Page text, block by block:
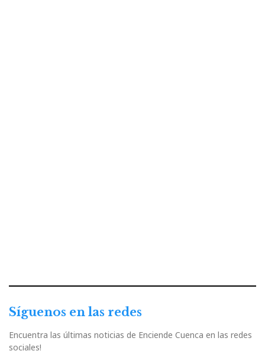
Síguenos en las redes
Encuentra las últimas noticias de Enciende Cuenca en las redes
sociales!